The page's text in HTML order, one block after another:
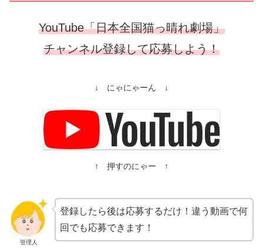
YouTube「日本全国猫っ晴れ劇場」
チャンネル登録して応募しよう！
↓ にゃにゃーん ↓
管理人
登録したら後は応募するだけ！違う動画で何
回でも応募できます！